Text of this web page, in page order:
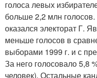
голоса левых
больше 2,2 млн
оказался электорат Г.
меньше голосов в
выборами 1999 г. и с
За него голосовало 5,8
человек). Остальные